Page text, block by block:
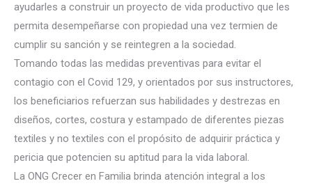
ayudarles a construir un proyecto de vida productivo que les
permita desempeñarse con propiedad una vez termien de
cumplir su sanción y se reintegren a la sociedad.
Tomando todas las medidas preventivas para evitar el
contagio con el Covid 129, y orientados por sus instructores,
los beneficiarios refuerzan sus habilidades y destrezas en
diseños, cortes, costura y estampado de diferentes piezas
textiles y no textiles con el propósito de adquirir práctica y
pericia que potencien su aptitud para la vida laboral.
La ONG Crecer en Familia brinda atención integral a los